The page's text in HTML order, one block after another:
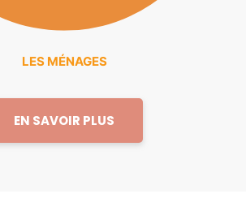
LES MÉNAGES
EN SAVOIR PLUS